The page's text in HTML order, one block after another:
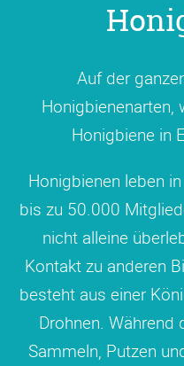
Auf der
Honigbienenarten,
Honigbiene in
Honigbienen leben
bis zu 50.000
nicht alleine
Kontakt zu anderen
besteht aus einer
Drohnen. Während
Sammeln, Putzen